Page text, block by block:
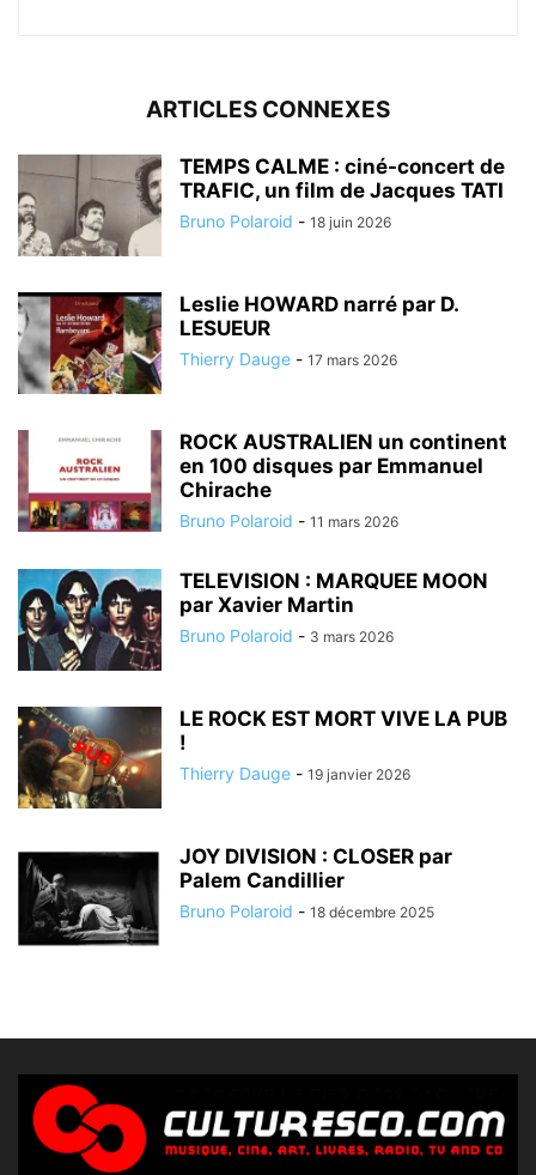
ARTICLES CONNEXES
TEMPS CALME : ciné-concert de
TRAFIC, un film de Jacques TATI
Bruno Polaroid - 18 juin 2026
Leslie HOWARD narré par D.
LESUEUR
Thierry Dauge - 17 mars 2026
ROCK AUSTRALIEN un continent
en 100 disques par Emmanuel
Chirache
Bruno Polaroid - 11 mars 2026
TELEVISION : MARQUEE MOON
par Xavier Martin
Bruno Polaroid - 3 mars 2026
LE ROCK EST MORT VIVE LA PUB
!
Thierry Dauge - 19 janvier 2026
JOY DIVISION : CLOSER par
Palem Candillier
Bruno Polaroid - 18 décembre 2025